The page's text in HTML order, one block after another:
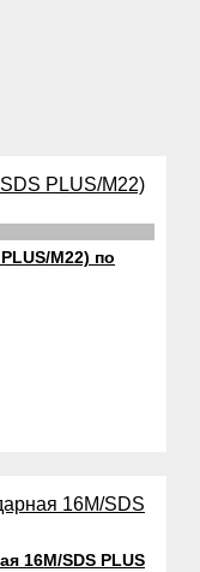
М22) по
16М/SDS PLUS